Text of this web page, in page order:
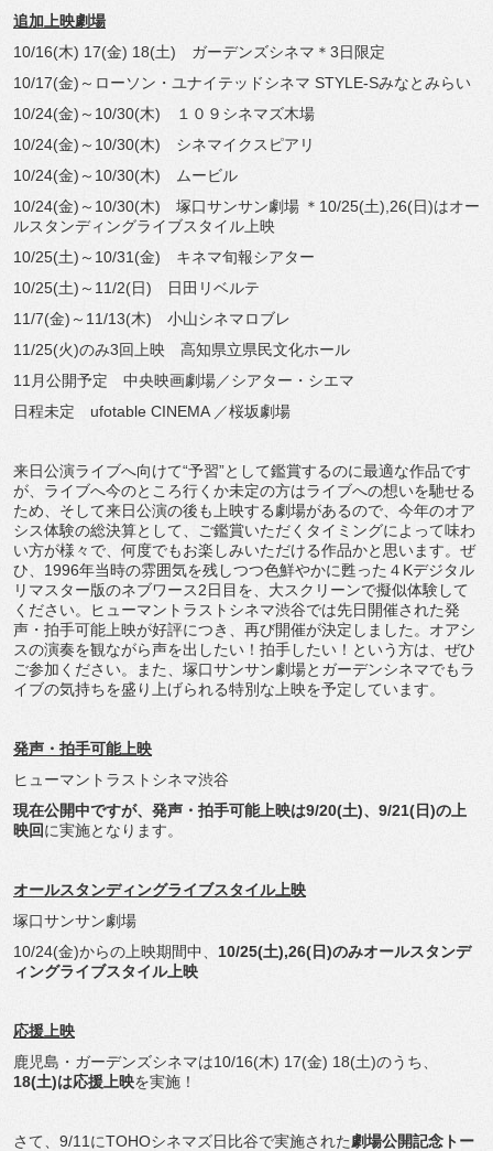
追加上映劇場
10/16(木) 17(金) 18(土) ガーデンズシネマ＊3日限定
10/17(金)～ローソン・ユナイテッドシネマ STYLE-Sみなとみらい
10/24(金)～10/30(木) １０９シネマズ木場
10/24(金)～10/30(木) シネマイクスピアリ
10/24(金)～10/30(木) ムービル
10/24(金)～10/30(木) 塚口サンサン劇場 ＊10/25(土),26(日)はオー
ルスタンディングライブスタイル上映
10/25(土)～10/31(金) キネマ旬報シアター
10/25(土)～11/2(日) 日田リベルテ
11/7(金)～11/13(木) 小山シネマロブレ
11/25(火)のみ3回上映 高知県立県民文化ホール
11月公開予定 中央映画劇場／シアター・シエマ
日程未定 ufotable CINEMA ／桜坂劇場
来日公演ライブへ向けて“予習”として鑑賞するのに最適な作品です
が、 ライブへ今のところ行くか未定の方はライブへの想いを馳せる
ため 、そして来日公演の後も上映する劇場があるので、 今年のオア
シス体験の総決算として、
ご鑑賞いただくタイミングによって味わ
い方が様々で、 何度でもお楽しみいただける作品かと思います。ぜ
ひ、 1996年当時の雰囲気を残しつつ色鮮やかに甦った４Kデジタル
リマスター版のネブワース2日目を、 大スクリーンで擬似体験して
ください。
ヒューマントラストシネマ渋谷では先日開催された発
声・ 拍手可能上映が好評につき、再び開催が決定しました。 オアシ
スの演奏を観ながら声を出したい！拍手したい！ という方は、ぜひ
ご参加ください。また、 塚口サンサン劇場とガーデンシネマでもラ
イブの気持ちを盛り上げられる特別な上映を予定しています。
発声・拍手可能上映
ヒューマントラストシネマ渋谷
現在公開中ですが、発声・拍手可能上映は9/20(土)、9/21(日)の上
映回に実施となります。
オールスタンディングライブスタイル上映
塚口サンサン劇場
10/24(金)からの上映期間中、 10/25(土),26(日)のみオールスタンデ
ィングライブスタイル上映
応援上映
鹿児島・ガーデンズシネマは10/16(木) 17(金) 18(土)のうち、
18(土)は応援上映を実施！
さて、9/11にTOHOシネマズ日比谷で実施された劇場公開記念トー